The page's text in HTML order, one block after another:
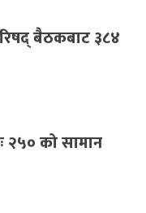
बैठकबाट ३८४
२५० को सामान